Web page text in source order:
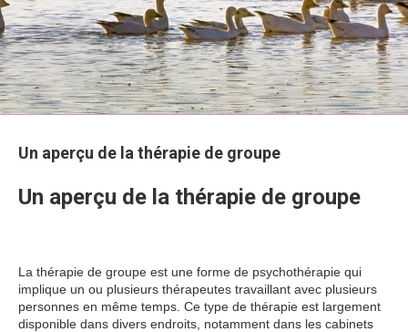
Un aperçu de la thérapie de groupe
Un aperçu de la thérapie de groupe
La thérapie de groupe est une forme de psychothérapie qui
implique un ou plusieurs thérapeutes travaillant avec plusieurs
personnes en même temps. Ce type de thérapie est largement
disponible dans divers endroits, notamment dans les cabinets